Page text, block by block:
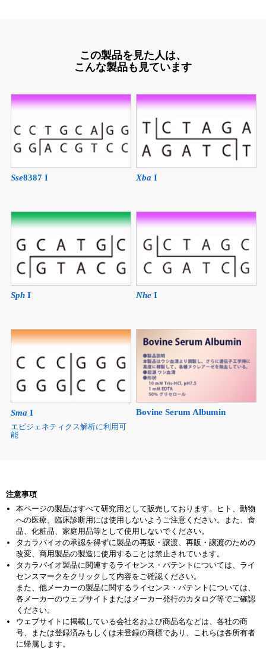
この製品を見た人は、
こんな製品も見ています
Sse8387 I Xba I
SphI Nhe I
Sma I
エピジェネティクス解析に利用可
能
Bovine Serum Albumin
注意事項
本ページの製品はすべて研究用として販売しております。ヒト、動物
への医療、臨床診断用には使用しないようご注意ください。また、食
品、化粧品、家庭用品等として使用しないでください。
タカラバイオの承認を得ずに製品の再販・譲渡、再販・譲渡のための
改変、商用製品の製造に使用することは禁止されています。
タカラバイオ製品に関連するライセンス・パテントについては、ライ
センスマークをクリックして内容をご確認ください。
また、他メーカーの製品に関するライセンス・パテントについては、
各メーカーのウェブサイトまたはメーカー発行のカタログ等でご確認
ください。
ウェブサイトに掲載している会社名および商品名などは、各社の商
号、または登録済みもしくは未登録の商標であり、これらは各所有者
に帰属します。